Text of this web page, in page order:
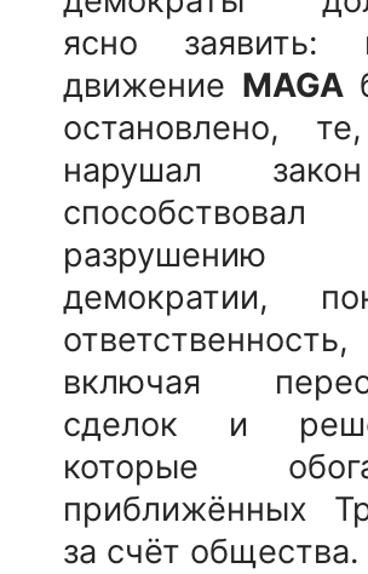
ясно заявить:
движение MAGA
остановлено,
нарушал
способствовал
разрушению
демократии,
ответственность,
включая
сделок и
которые
приближённых
за счёт общества.